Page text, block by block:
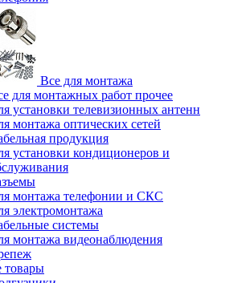
Все для монтажа
для монтажных работ прочее
установки телевизионных антенн
монтажа оптических сетей
продукция
установки кондиционеров и
монтажа телефонии и СКС
электромонтажа
системы
монтажа видеонаблюдения
товары